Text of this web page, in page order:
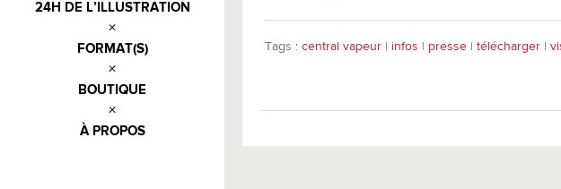
24H DE L’ILLUSTRATION
FORMAT(S)
BOUTIQUE
À PROPOS
Tags : central vapeur infos presse télécharger